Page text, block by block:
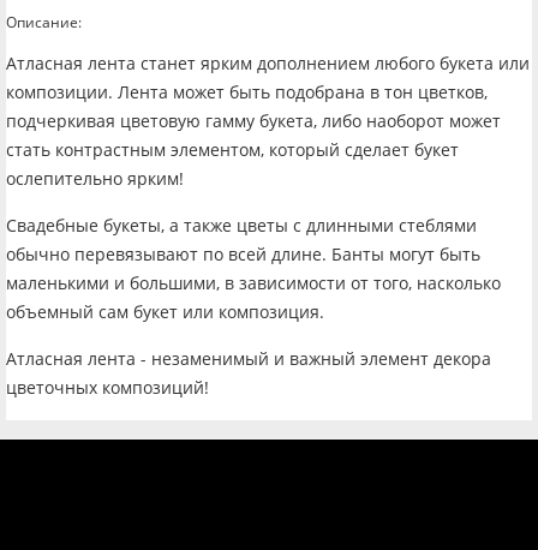
Описание:
Атласная лента станет ярким дополнением любого букета или
композиции. Лента может быть подобрана в тон цветков,
подчеркивая цветовую гамму букета, либо наоборот может
стать контрастным элементом, который сделает букет
ослепительно ярким!
Свадебные букеты, а также цветы с длинными стеблями
обычно перевязывают по всей длине. Банты могут быть
маленькими и большими, в зависимости от того, насколько
объемный сам букет или композиция.
Атласная лента - незаменимый и важный элемент декора
цветочных композиций!